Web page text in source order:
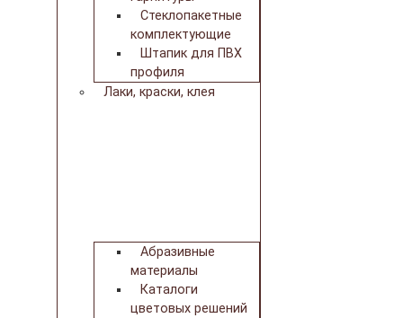
Стеклопакетные
комплектующие
Штапик для ПВХ
профиля
Лаки, краски, клея
Абразивные
материалы
Каталоги
цветовых решений